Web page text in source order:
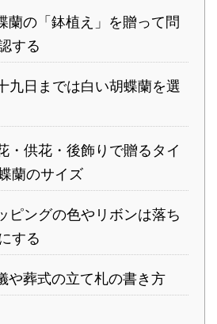
の「鉢植え」を贈って問
する
日までは白い胡蝶蘭を選
供花・後飾りで贈るタイ
蘭のサイズ
ングの色やリボンは落ち
する
葬式の立て札の書き方